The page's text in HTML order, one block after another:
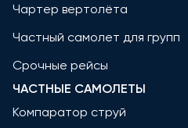
Чартер вертолёта
Частный самолет для групп
Срочные рейсы
ЧАСТНЫЕ САМОЛЕТЫ
Компаратор струй